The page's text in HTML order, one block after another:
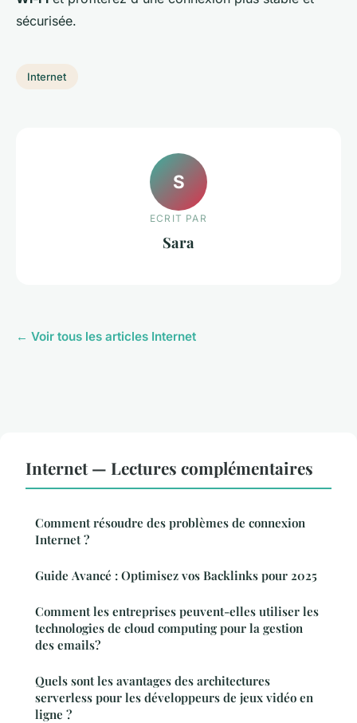
sécurisée.
Internet
S
ECRIT PAR
Sara
← Voir tous les articles Internet
Internet — Lectures complémentaires
Comment résoudre des problèmes de connexion
Internet ?
Guide Avancé : Optimisez vos Backlinks pour 2025
Comment les entreprises peuvent-elles utiliser les
technologies de cloud computing pour la gestion
des emails?
Quels sont les avantages des architectures
serverless pour les développeurs de jeux vidéo en
ligne ?